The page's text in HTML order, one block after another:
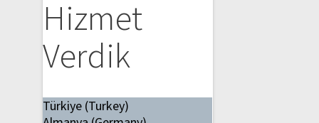
Hizmet
Verdik
Türkiye (Turkey)